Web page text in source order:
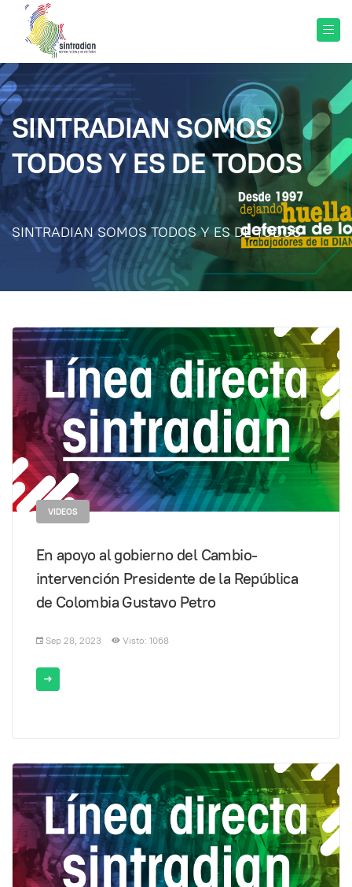
SINTRADIAN SOMOS
TODOS Y ES DE TODOS
SINTRADIAN SOMOS TODOS Y ES DE TODOS
VIDEOS
En apoyo al gobierno del Cambio-
intervención Presidente de la República
de Colombia Gustavo Petro
Sep 28, 2023 Visto: 1068